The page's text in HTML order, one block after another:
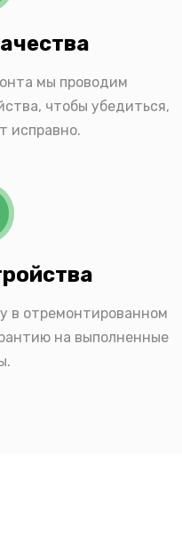
мы проводим
чтобы убедиться,
исправно.
в отремонтированном
на выполненные